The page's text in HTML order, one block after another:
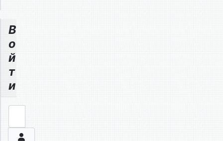
В
о
й
т
и